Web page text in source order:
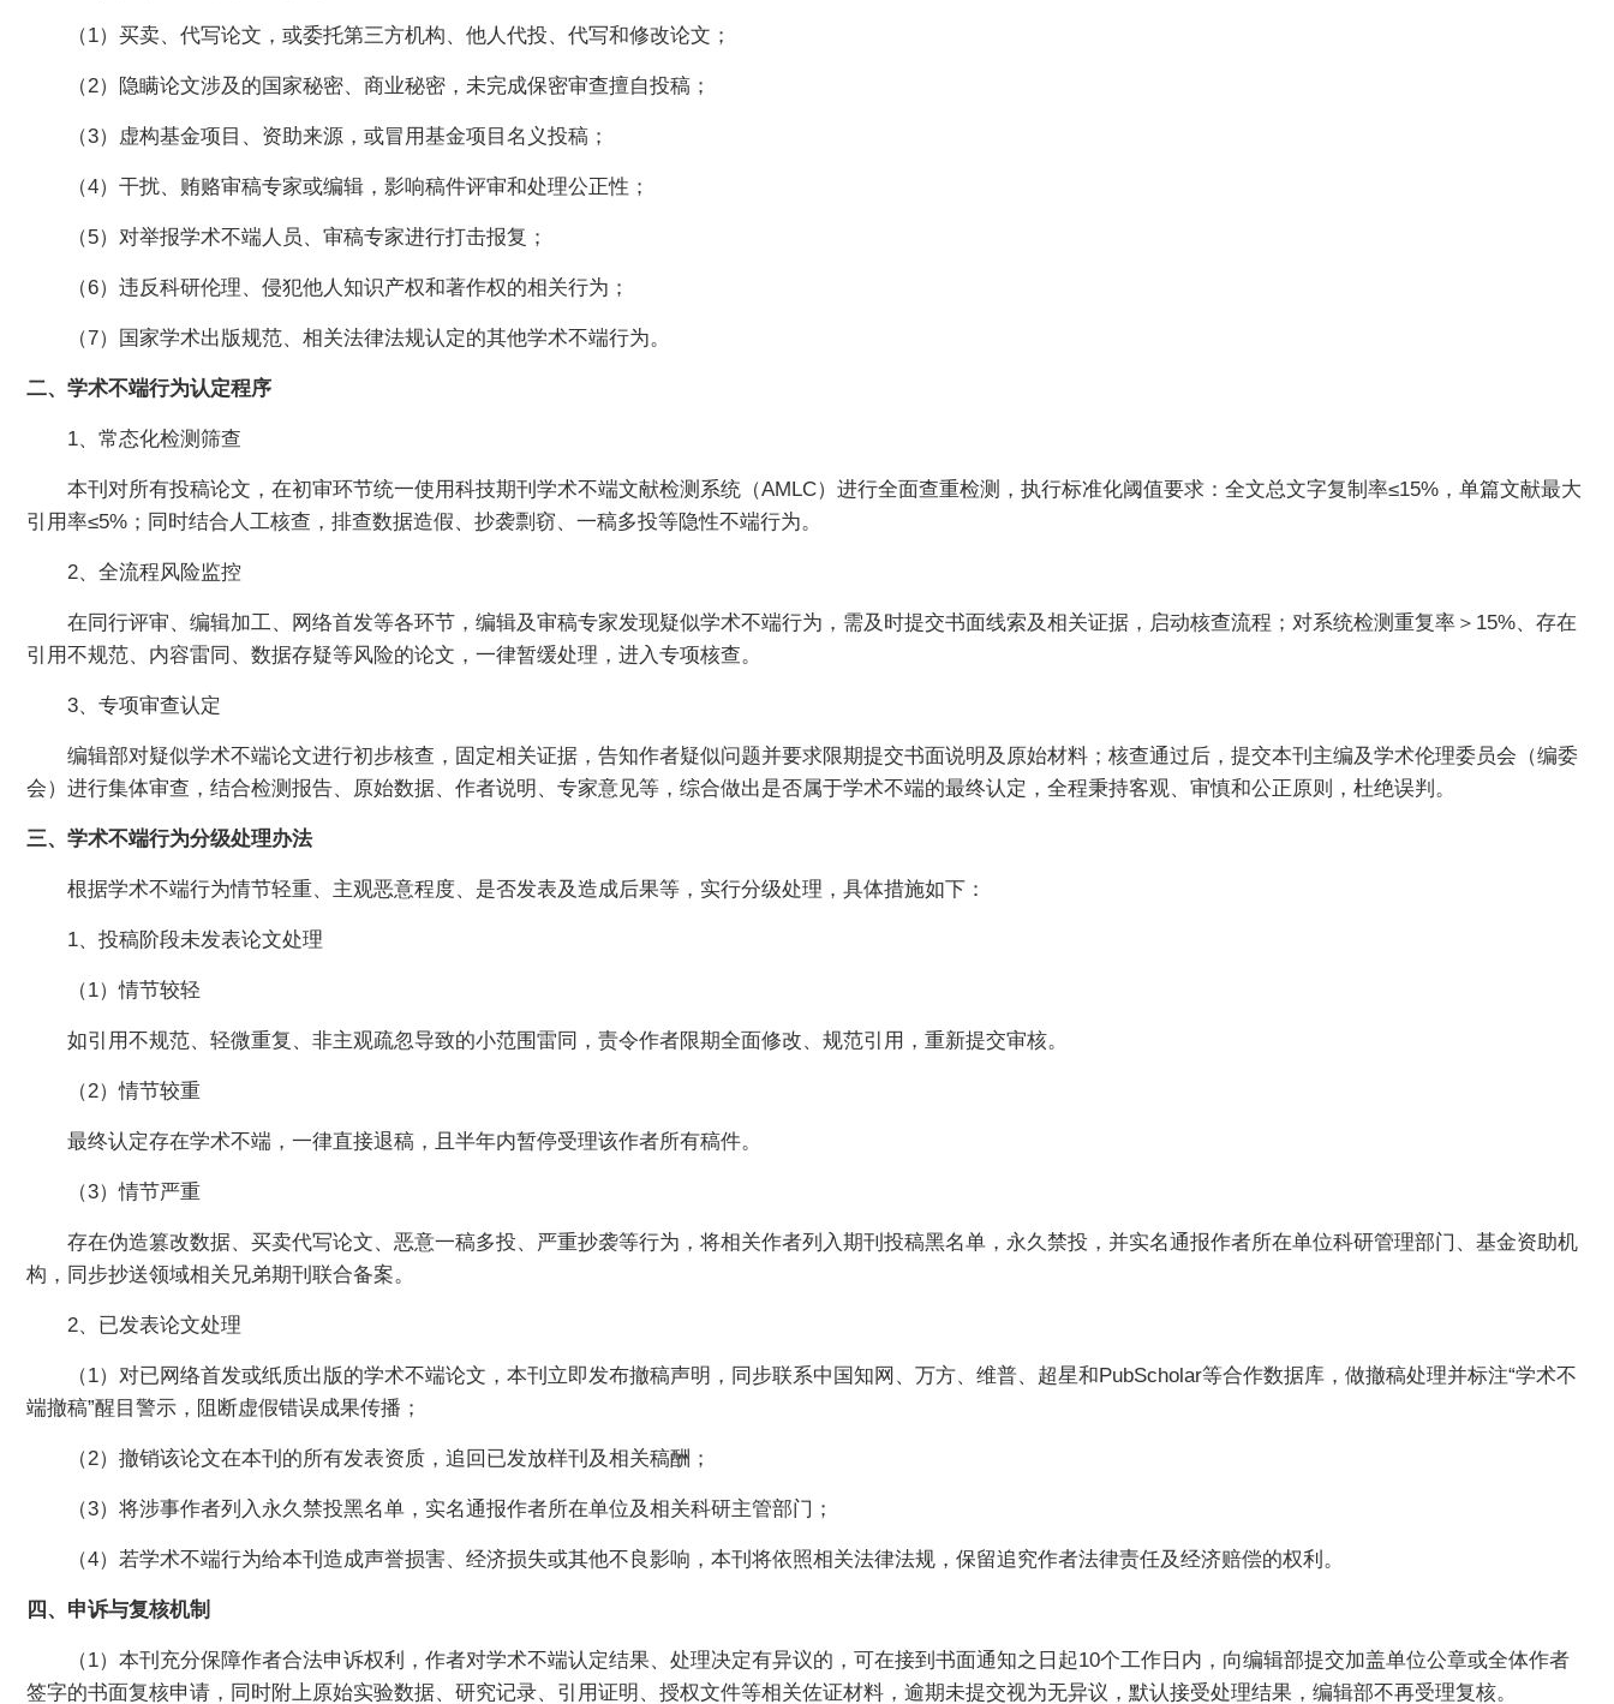
（1）买卖、代写论文，或委托第三方机构、他人代投、代写和修改论文；
（2）隐瞒论文涉及的国家秘密、商业秘密，未完成保密审查擅自投稿；
（3）虚构基金项目、资助来源，或冒用基金项目名义投稿；
（4）干扰、贿赂审稿专家或编辑，影响稿件评审和处理公正性；
（5）对举报学术不端人员、审稿专家进行打击报复；
（6）违反科研伦理、侵犯他人知识产权和著作权的相关行为；
（7）国家学术出版规范、相关法律法规认定的其他学术不端行为。
二、学术不端行为认定程序
1、常态化检测筛查
本刊对所有投稿论文，在初审环节统一使用科技期刊学术不端文献检测系统（AMLC）进行全面查重检测，执行标准化阈值要求：全文总文字复制率≤15%，单篇文献最大
引用率≤5%；同时结合人工核查，排查数据造假、抄袭剽窃、一稿多投等隐性不端行为。
2、全流程风险监控
在同行评审、编辑加工、网络首发等各环节，编辑及审稿专家发现疑似学术不端行为，需及时提交书面线索及相关证据，启动核查流程；对系统检测重复率＞15%、存在
引用不规范、内容雷同、数据存疑等风险的论文，一律暂缓处理，进入专项核查。
3、专项审查认定
编辑部对疑似学术不端论文进行初步核查，固定相关证据，告知作者疑似问题并要求限期提交书面说明及原始材料；核查通过后，提交本刊主编及学术伦理委员会（编委
会）进行集体审查，结合检测报告、原始数据、作者说明、专家意见等，综合做出是否属于学术不端的最终认定，全程秉持客观、审慎和公正原则，杜绝误判。
三、学术不端行为分级处理办法
根据学术不端行为情节轻重、主观恶意程度、是否发表及造成后果等，实行分级处理，具体措施如下：
1、投稿阶段未发表论文处理
（1）情节较轻
如引用不规范、轻微重复、非主观疏忽导致的小范围雷同，责令作者限期全面修改、规范引用，重新提交审核。
（2）情节较重
最终认定存在学术不端，一律直接退稿，且半年内暂停受理该作者所有稿件。
（3）情节严重
存在伪造篡改数据、买卖代写论文、恶意一稿多投、严重抄袭等行为，将相关作者列入期刊投稿黑名单，永久禁投，并实名通报作者所在单位科研管理部门、基金资助机
构，同步抄送领域相关兄弟期刊联合备案。
2、已发表论文处理
（1）对已网络首发或纸质出版的学术不端论文，本刊立即发布撤稿声明，同步联系中国知网、万方、维普、超星和PubScholar等合作数据库，做撤稿处理并标注“学术不
端撤稿”醒目警示，阻断虚假错误成果传播；
（2）撤销该论文在本刊的所有发表资质，追回已发放样刊及相关稿酬；
（3）将涉事作者列入永久禁投黑名单，实名通报作者所在单位及相关科研主管部门；
（4）若学术不端行为给本刊造成声誉损害、经济损失或其他不良影响，本刊将依照相关法律法规，保留追究作者法律责任及经济赔偿的权利。
四、申诉与复核机制
（1）本刊充分保障作者合法申诉权利，作者对学术不端认定结果、处理决定有异议的，可在接到书面通知之日起10个工作日内，向编辑部提交加盖单位公章或全体作者
签字的书面复核申请，同时附上原始实验数据、研究记录、引用证明、授权文件等相关佐证材料，逾期未提交视为无异议，默认接受处理结果，编辑部不再受理复核。